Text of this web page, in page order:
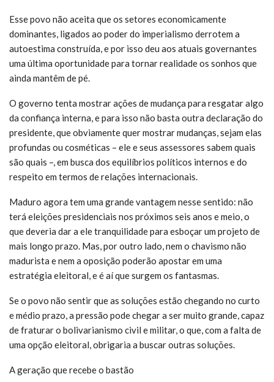
Esse povo não aceita que os setores economicamente
dominantes, ligados ao poder do imperialismo derrotem a
autoestima construída, e por isso deu aos atuais governantes
uma última oportunidade para tornar realidade os sonhos que
ainda mantêm de pé.
O governo tenta mostrar ações de mudança para resgatar algo
da confiança interna, e para isso não basta outra declaração do
presidente, que obviamente quer mostrar mudanças, sejam elas
profundas ou cosméticas – ele e seus assessores sabem quais
são quais –, em busca dos equilíbrios políticos internos e do
respeito em termos de relações internacionais.
Maduro agora tem uma grande vantagem nesse sentido: não
terá eleições presidenciais nos próximos seis anos e meio, o
que deveria dar a ele tranquilidade para esboçar um projeto de
mais longo prazo. Mas, por outro lado, nem o chavismo não
madurista e nem a oposição poderão apostar em uma
estratégia eleitoral, e é aí que surgem os fantasmas.
Se o povo não sentir que as soluções estão chegando no curto
e médio prazo, a pressão pode chegar a ser muito grande, capaz
de fraturar o bolivarianismo civil e militar, o que, com a falta de
uma opção eleitoral, obrigaria a buscar outras soluções.
A geração que recebe o bastão